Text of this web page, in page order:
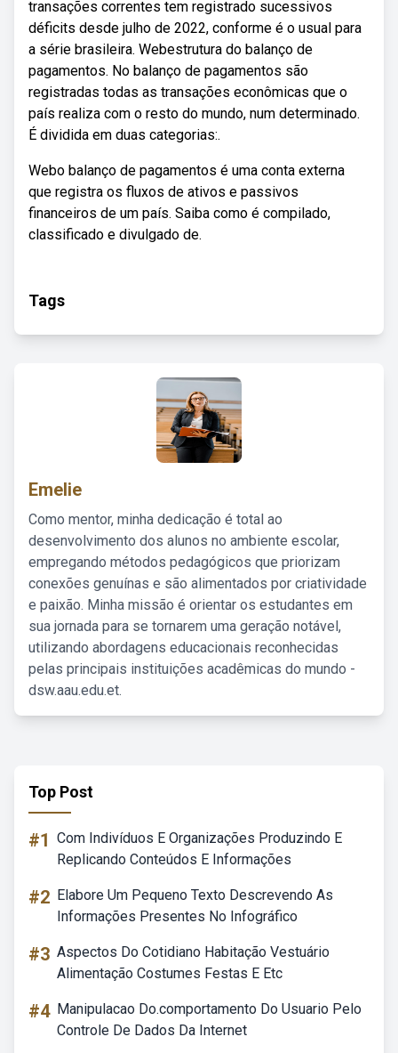
transações correntes tem registrado sucessivos
déficits desde julho de 2022, conforme é o usual para
a série brasileira. Webestrutura do balanço de
pagamentos. No balanço de pagamentos são
registradas todas as transações econômicas que o
país realiza com o resto do mundo, num determinado.
É dividida em duas categorias:.
Webo balanço de pagamentos é uma conta externa
que registra os fluxos de ativos e passivos
financeiros de um país. Saiba como é compilado,
classificado e divulgado de.
Tags
Emelie
Como mentor, minha dedicação é total ao
desenvolvimento dos alunos no ambiente escolar,
empregando métodos pedagógicos que priorizam
conexões genuínas e são alimentados por criatividade
e paixão. Minha missão é orientar os estudantes em
sua jornada para se tornarem uma geração notável,
utilizando abordagens educacionais reconhecidas
pelas principais instituições acadêmicas do mundo -
dsw.aau.edu.et.
Top Post
#1 Com Indivíduos E Organizações Produzindo E
Replicando Conteúdos E Informações
#2 Elabore Um Pequeno Texto Descrevendo As
Informações Presentes No Infográfico
#3 Aspectos Do Cotidiano Habitação Vestuário
Alimentação Costumes Festas E Etc
#4 Manipulacao Do.comportamento Do Usuario Pelo
Controle De Dados Da Internet